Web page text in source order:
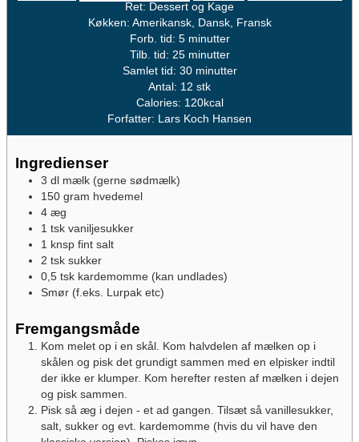
Ret: Dessert og Kage
Køkken: Amerikansk, Dansk, Fransk
Forb. tid: 5minutter
minutter
Tilb. tid: 25minutter
minutter
Samlet tid: 30minutter
minutter
Antal: 12 stk
Calories: 120kcal
Forfatter: Lars Koch Hansen
Ingredienser
3 dl mælk (gerne sødmælk)
150 gram hvedemel
4 æg
1 tsk vaniljesukker
1
knsp fint salt
2 tsk sukker
0,5 tsk kardemomme (kan undlades)
Smør (f.eks. Lurpak etc)
Fremgangsmåde
Kom melet op i en skål. Kom halvdelen af mælken op i
skålen og pisk det grundigt sammen med en elpisker indtil
der ikke er klumper. Kom herefter resten af mælken i dejen
og pisk sammen.
Pisk så æg i dejen - et ad gangen. Tilsæt så vanillesukker,
salt, sukker og evt. kardemomme (hvis du vil have den